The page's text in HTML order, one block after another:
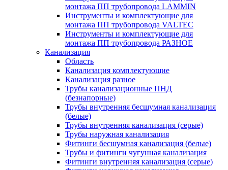
монтажа ПП трубопровода LAMMIN
Инструменты и комплектующие для
монтажа ПП трубопровода VALTEC
Инструменты и комплектующие для
монтажа ПП трубопровода РАЗНОЕ
Канализация
Область
Канализация комплектующие
Канализация разное
Трубы канализационные ПНД
(безнапорные)
Трубы внутренняя бесшумная канализация
(белые)
Трубы внутренняя канализация (серые)
Трубы наружная канализация
Фитинги бесшумная канализация (белые)
Трубы и фитинги чугунная канализация
Фитинги внутренняя канализация (серые)